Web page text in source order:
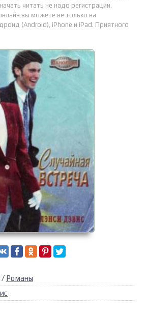
читать не надо регистрации.
вы можете не только на
(Android), iPhone и iPad. Приятного
/ Романы